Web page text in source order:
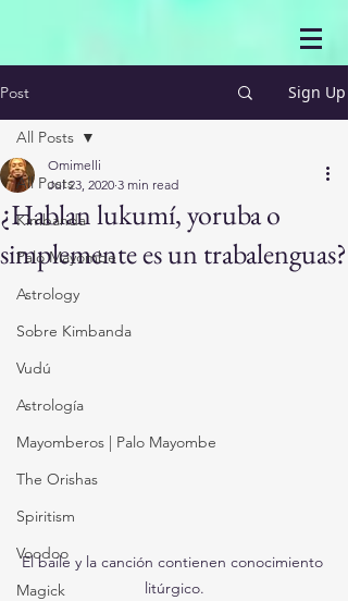
Post Sign Up
All Posts
Kimbanda
Palo Mayombe
Astrology
Sobre Kimbanda
Vudú
Astrología
Mayomberos | Palo Mayombe
The Orishas
Spiritism
Voodoo
Magick
All Posts
¿Hablan lukumí, yoruba o
simplemente es un trabalenguas?
Omimelli
Jul 23, 2020 3 min read
El baile y la canción contienen conocimiento
litúrgico.